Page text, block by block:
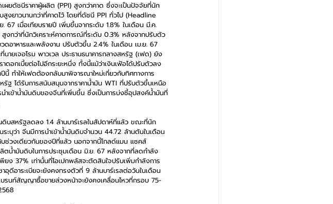
ผยดัชนีราคาผู้ผลิต (PPI) สูงกว่าคาด ซึ่งจะเป็นปัจจัยที่นัก
สูงยาวนานกว่าที่คาดไว้ โดยที่ดัชนี PPI ทั่วไป (Headline
เมื่อเทียบรายปี เพิ่มขึ้นจากระดับ 1.8% ในเดือน มี.ค.
งกว่าที่นักวิเคราะห์คาดการณ์ที่ระดับ 0.3% หลังจากปรับตัว
อาหารและพลังงาน ปรับตัวขึ้น 2.4% ในเดือน เม.ย. 67
ายเจอโรม พาวเวล ประธานธนาคารกลางสหรัฐ (เฟด) ยัง
อกเบี้ยต่อไปอีกระยะหนึ่ง ทั้งนี้แม้ว่าเงินเฟ้อได้ปรับตัวลง
นี้ ทำให้เฟดต้องกลับมาพิจารณาใหม่เกี่ยวกับทิศทางการ
ฐ ได้รับการสนับสนุนจากราคาน้ำมัน WTI ที่ปรับตัวขึ้นเหนือ
เข้าน้ำมันดิบของจีนที่เพิ่มขึ้น ซึ่งเป็นการบ่งชี้อุปสงค์น้ำมันที่
บสหรัฐลดลง 1.4 ล้านบาร์เรลในสัปดาห์ที่แล้ว ขณะที่นัก
ะบุว่า จีนมีการนำเข้าน้ำมันดิบจำนวน 44.72 ล้านตันในเดือน
บช่วงเดียวกันของปีที่แล้ว นอกจากนี้โกลด์แมน แซคส์
ตน้ำมันดิบในการประชุมเดือน มิ.ย. 67 หลังจากที่ลดกำลัง
ง 37% เท่านั้นที่โอเปกพลัสจะตัดสินใจปรับเพิ่มกำลังการ
ดีอาระเบียจะยังคงทรงตัวที่ 9 ล้านบาร์เรลต่อวันในเดือน
บรนท์สัญญาซื้อขายล่วงหน้าจะยังคงเคลื่อนไหวที่กรอบ 75-